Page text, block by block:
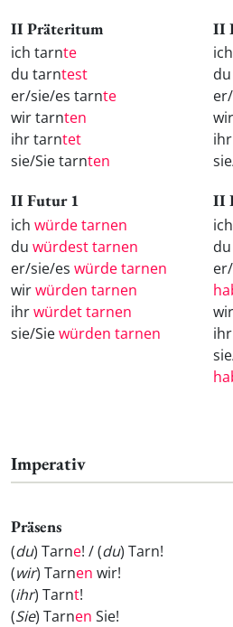
II Präteritum
ich tarnte
du tarntest
er/sie/es tarnte
wir tarnten
ihr tarntet
sie/Sie tarnten
II
ich
du
wir
ihr
II Futur 1
ich würde tarnen
du würdest tarnen
er/sie/es würde tarnen
wirwürden tarnen
ihrwürdet tarnen
sie/Siewürden tarnen
II
ich
du
wir
ihr
Imperativ
Präsens
(du) Tarne! / (du) Tarn!
(wir) Tarnen wir!
(ihr) Tarnt!
(Sie) Tarnen Sie!